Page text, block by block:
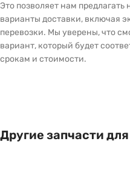
Это позволяет нам
варианты доставки, включая
перевозки. Мы уверены, что
вариант, который будет
срокам и стоимости.
Другие запчасти